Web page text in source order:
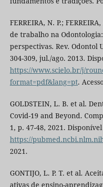
FERREIRA, N. P.;
de trabalho na
perspectivas. Rev. Odontol
304-309, jul./ago. 2013.
https://www.scielo.br/j/
format=pdf&lang=pt.
GOLDSTEIN, L. B. et al.
Covid-19 and Beyond.
1, p. 47-48, 2021.
https://
2021.
GONTIJO, L. P. T. et al.
ativas de ensino-